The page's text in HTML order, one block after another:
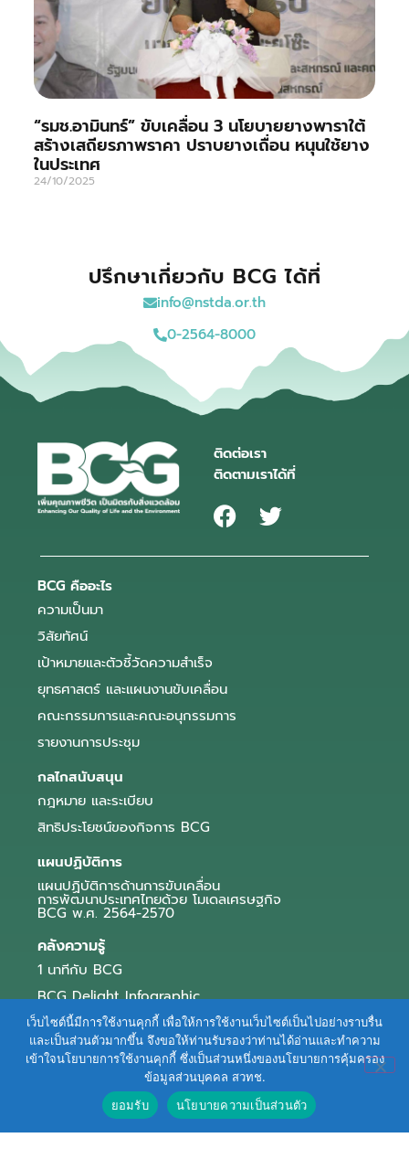
“รมช.อามินทร์” ขับเคลื่อน 3 นโยบายยางพาราใต้
สร้างเสถียรภาพราคา ปราบยางเถื่อน หนุนใช้ยาง
ในประเทศ
24/10/2025
ปรึกษาเกี่ยวกับ BCG ได้ที่
info@nstda.or.th
0-2564-8000
ติดต่อเรา
ติดตามเราได้ที่
BCG คืออะไร
ความเป็นมา
วิสัยทัศน์
เป้าหมายและตัวชี้วัดความสำเร็จ
ยุทธศาสตร์ และแผนงานขับเคลื่อน
คณะกรรมการและคณะอนุกรรมการ
รายงานการประชุม
กลไกสนับสนุน
กฎหมาย และระเบียบ
สิทธิประโยชน์ของกิจการ BCG
แผนปฏิบัติการ
แผนปฏิบัติการด้านการขับเคลื่อน
การพัฒนาประเทศไทยด้วย โมเดลเศรษฐกิจ
BCG พ.ศ. 2564-2570
คลังความรู้
1 นาทีกับ BCG
BCG Delight Infographic
สื่อประชาสัมพันธ์
e-Book Series
ตัวอย่างธุรกิจ BCG
ข่าวและบทความ
เว็บไซต์นี้มีการใช้งานคุกกี้ เพื่อให้การใช้งานเว็บไซต์เป็นไปอย่างราบรื่น
และเป็นส่วนตัวมากขึ้น จึงขอให้ท่านรับรองว่าท่านได้อ่านและทำความ
เข้าใจนโยบายการใช้งานคุกกี้ ซึ่งเป็นส่วนหนึ่งของนโยบายการคุ้มครอง
ข้อมูลส่วนบุคคล สวทช.
ยอมรับ
นโยบายความเป็นส่วนตัว